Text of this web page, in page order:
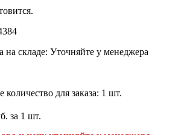
на складе: Уточняйте у менеджера
для заказа: 1 шт.
за 1 шт.